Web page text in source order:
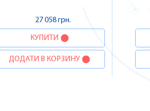
27 058 грн.
КУПИТИ
ДОДАТИ В КОРЗИНУ